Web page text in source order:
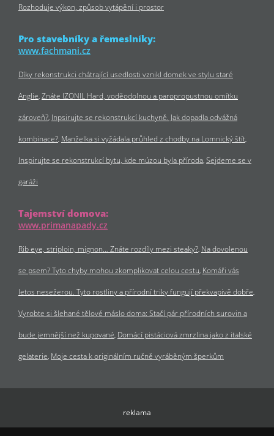
Rozhoduje výkon, způsob vytápění i prostor
Pro stavebníky a řemeslníky:
www.fachmani.cz
Díky rekonstrukci chátrající usedlosti vznikl domek ve stylu staré
Anglie Znáte IZONIL Hard, voděodolnou a paropropustnou omítku
zároveň? Inpsirujte se rekonstrukcí kuchyně. Jak dopadla odvážná
kombinace? Manželka si vyžádala průhled z chodby na Lomnický štít
Inspirujte se rekonstrukcí bytu, kde múzou byla příroda Sejdeme se v
garáži
Tajemství domova:
www.primanapady.cz
Rib eye, striploin, mignon… Znáte rozdíly mezi steaky? Na dovolenou
se psem? Tyto chyby mohou zkomplikovat celou cestu Komáři vás
letos nesežerou. Tyto rostliny a přírodní triky fungují překvapivě dobře
Vyrobte si šlehané tělové máslo doma: Stačí pár přírodních surovin a
bude jemnější než kupované Domácí pistáciová zmrzlina jako z italské
gelaterie Moje cesta k originálním ručně vyráběným šperkům
reklama